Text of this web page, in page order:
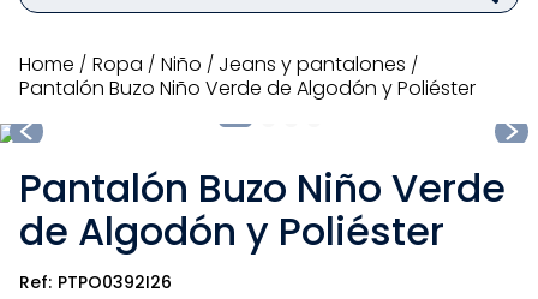
ropa niño
jeans y pantalones
Pantalón Buzo Niño Verde de Algodón y Poliéster
Pantalón Buzo Niño Verde
de Algodón y Poliéster
PTPO0392I26
TÉRMINOS MÁS BUSCADOS
1.
zapatillas niña
2.
3.
medias
4.
sandalias